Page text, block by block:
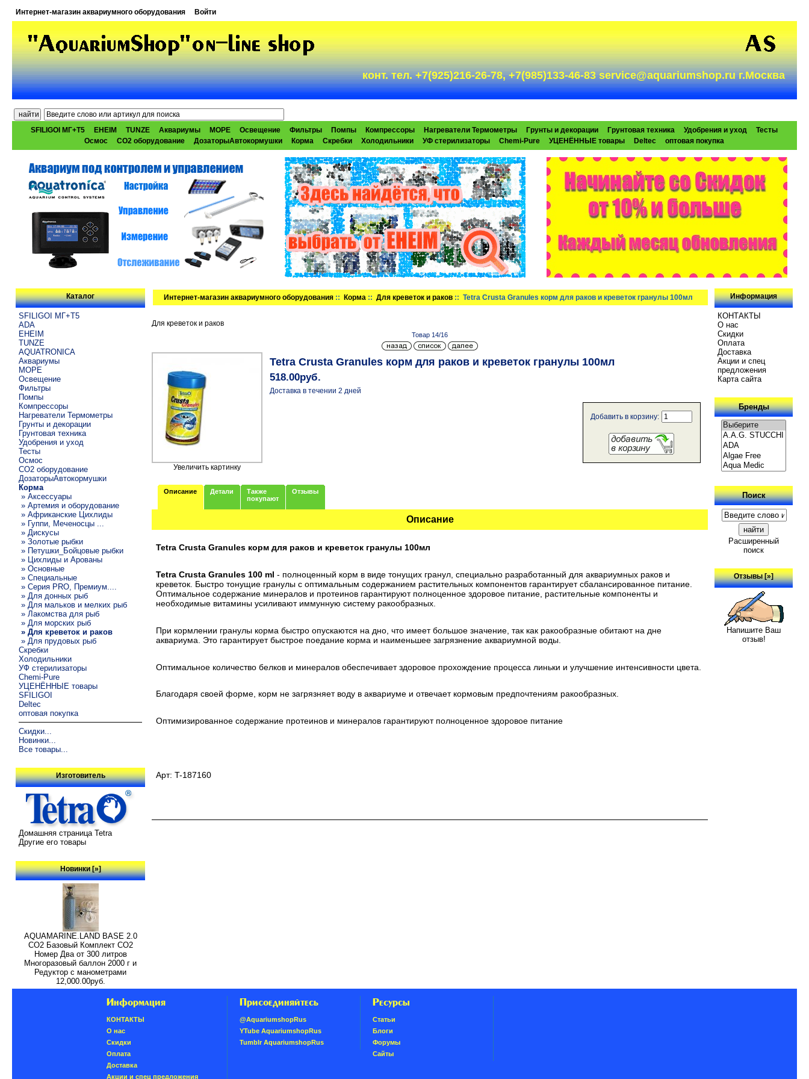
Интернет-магазин аквариумного оборудования Войти
конт. тел. +7(925)216-26-78, +7(985)133-46-83 service@aquariumshop.ru г.Москва
SFILIGOI МГ+Т5 EHEIM TUNZE Аквариумы МОРЕ Освещение Фильтры Помпы Компрессоры Нагреватели Термометры Грунты и декорации Грунтовая техника Удобрения и уход
Тесты
Осмос
CO2 оборудование ДозаторыАвтокормушки Корма Скребки Холодильники УФ стерилизаторы Chemi-Pure УЦЕНЁННЫЕ товары Deltec оптовая покупка
Каталог
SFILIGOI МГ+Т5
ADA
EHEIM
TUNZE
AQUATRONICA
Аквариумы
МОРЕ
Освещение
Фильтры
Помпы
Компрессоры
Нагреватели Термометры
Грунты и декорации
Грунтовая техника
Удобрения и уход
Тесты
Осмос
CO2 оборудование
ДозаторыАвтокормушки
Корма
» Аксессуары
» Артемия и оборудование
» Африканские Цихлиды
» Гуппи, Меченосцы ...
» Дискусы
» Золотые рыбки
» Петушки_Бойцовые рыбки
» Цихлиды и Арованы
» Основные
» Специальные
» Серия PRO, Премиум....
» Для донных рыб
» Для мальков и мелких рыб
» Лакомства для рыб
» Для морских рыб
» Для креветок и раков
» Для прудовых рыб
Скребки
Холодильники
УФ стерилизаторы
Chemi-Pure
УЦЕНЁННЫЕ товары
SFILIGOI
Deltec
оптовая покупка
Скидки...
Новинки...
Все товары...
Изготовитель
Домашняя страница Tetra
Другие его товары
Новинки [»]
AQUAMARINE.LAND BASE 2.0
СО2 Базовый Комплект СО2
Номер Два от 300 литров
Многоразовый баллон 2000 г и
Редуктор с манометрами
12,000.00руб.
Интернет-магазин аквариумного оборудования :: Корма ::Для креветок и раков :: Tetra Crusta Granules корм для раков и креветок гранулы 100мл
Для креветок и раков
Товар 14/16
Увеличить картинку
Tetra Crusta Granules корм для раков и креветок гранулы 100мл
518.00руб.
Доставка в течении 2 дней
Добавить в корзину:
Описание Детали
Также
покупают
Отзывы
Описание
Tetra Crusta Granules корм для раков и креветок гранулы 100мл
Tetra Crusta Granules 100 ml - полноценный корм в виде тонущих гранул, специально разработанный для аквариумных раков и
креветок. Быстро тонущие гранулы с оптимальным содержанием растительных компонентов гарантирует сбалансированное питание.
Оптимальное содержание минералов и протеинов гарантируют полноценное здоровое питание, растительные компоненты и
необходимые витамины усиливают иммунную систему ракообразных.
При кормлении гранулы корма быстро опускаются на дно, что имеет большое значение, так как ракообразные обитают на дне
аквариума. Это гарантирует быстрое поедание корма и наименьшее загрязнение аквариумной воды.
Оптимальное количество белков и минералов обеспечивает здоровое прохождение процесса линьки и улучшение интенсивности цвета.
Благодаря своей форме, корм не загрязняет воду в аквариуме и отвечает кормовым предпочтениям ракообразных.
Оптимизированное содержание протеинов и минералов гарантируют полноценное здоровое питание
Арт: T-187160
Информация
КОНТАКТЫ
О нас
Скидки
Oплатa
Доставка
Акции и спец
предложения
Карта сайта
Бренды
Поиск
Расширенный
поиск
Отзывы [»]
Напишите Ваш
отзыв!
Информация
КОНТАКТЫ
О нас
Скидки
Oплатa
Доставка
Акции и спец предложения
Присоединяйтесь
@AquariumshopRus
YTube AquariumshopRus
Tumblr AquariumshopRus
Ресурсы
Статьи
Блоги
Форумы
Сайты